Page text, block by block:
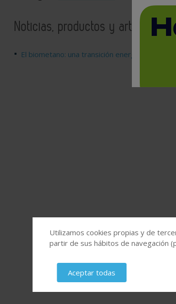
Noticias, productos y artículos
El biometano: una transición energética
Utilizamos cookies propias y de
partir de sus hábitos de navegación
Aceptar todas